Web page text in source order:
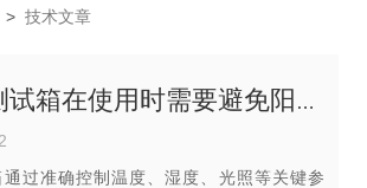
>技术文章
霉菌生长测试箱在使用时需要避免阳光直射或气流干扰
过准确控制温度、湿度、光照等关键参